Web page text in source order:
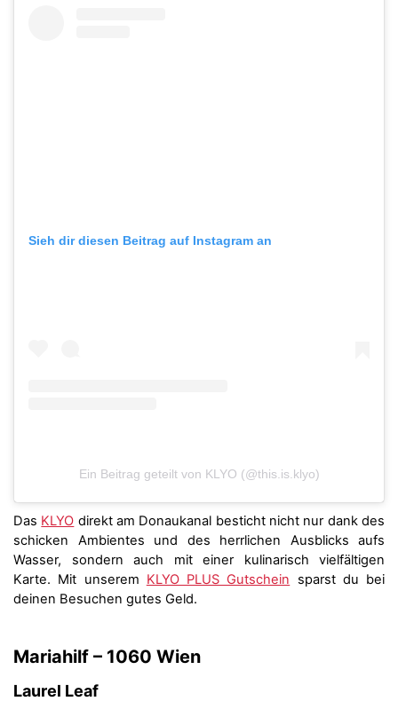
Sieh dir diesen Beitrag auf Instagram an
Ein Beitrag geteilt von KLYO (@this.is.klyo)
Das KLYO direkt am Donaukanal besticht nicht nur dank des
schicken Ambientes und des herrlichen Ausblicks aufs
Wasser, sondern auch mit einer kulinarisch vielfältigen
Karte. Mit unserem KLYO PLUS Gutschein sparst du bei
deinen Besuchen gutes Geld.
Mariahilf – 1060 Wien
Laurel Leaf